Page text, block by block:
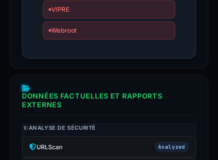
VIPRE
Webroot
DONNÉES FACTUELLES ET RAPPORTS
EXTERNES
ANALYSE DE SÉCURITÉ
URLScan Analyzed